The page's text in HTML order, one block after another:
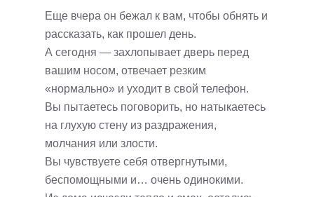
Еще вчера он бежал к вам, чтобы обнять и
рассказать, как прошел день.
А сегодня — захлопывает дверь перед
вашим носом, отвечает резким
«нормально» и уходит в свой телефон.
Вы пытаетесь поговорить, но натыкаетесь
на глухую стену из раздражения,
молчания или злости.
Вы чувствуете себя отвергнутыми,
беспомощными и… очень одинокими.